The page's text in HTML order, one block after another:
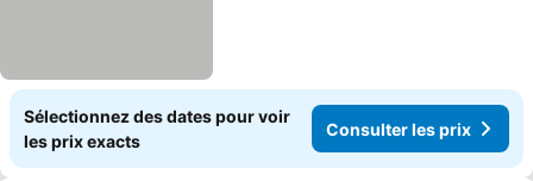
Sélectionnez des dates pour voir
les prix exacts
Consulter les prix